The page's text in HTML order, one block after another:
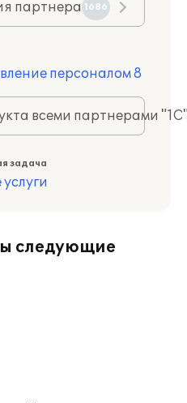
партнера 1686
персоналом 8
всеми партнерами
задача
следующие